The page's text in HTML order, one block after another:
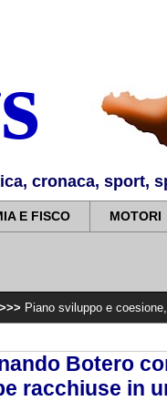
cronaca, sport,
E FISCO MOTORI
e coesione, 7,2 milioni
Botero
racchiuse in